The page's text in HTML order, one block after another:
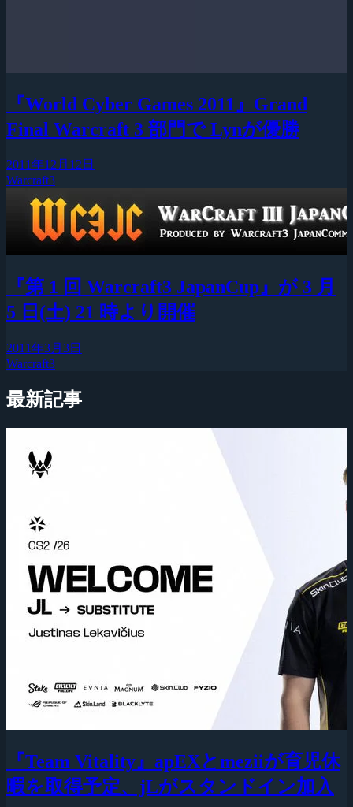
『World Cyber Games 2011』Grand
Final Warcraft 3 部門で Lynが優勝
2011年12月12日
Warcraft3
『第 1 回 Warcraft3 JapanCup』が 3 月
5 日(土) 21 時より開催
2011年3月3日
Warcraft3
最新記事
『Team Vitality』apEXとmeziiが育児休
暇を取得予定、jLがスタンドイン加入